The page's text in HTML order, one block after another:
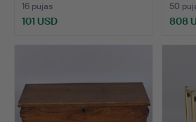
16 pujas
101 USD
50
808